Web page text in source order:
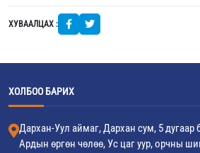
ХУВААЛЦАХ :
ХОЛБОО БАРИХ
Дархан-Уул аймаг, Дархан сум, 5 дугаар
Ардын өргөн чөлөө, Ус цаг уур, орчны